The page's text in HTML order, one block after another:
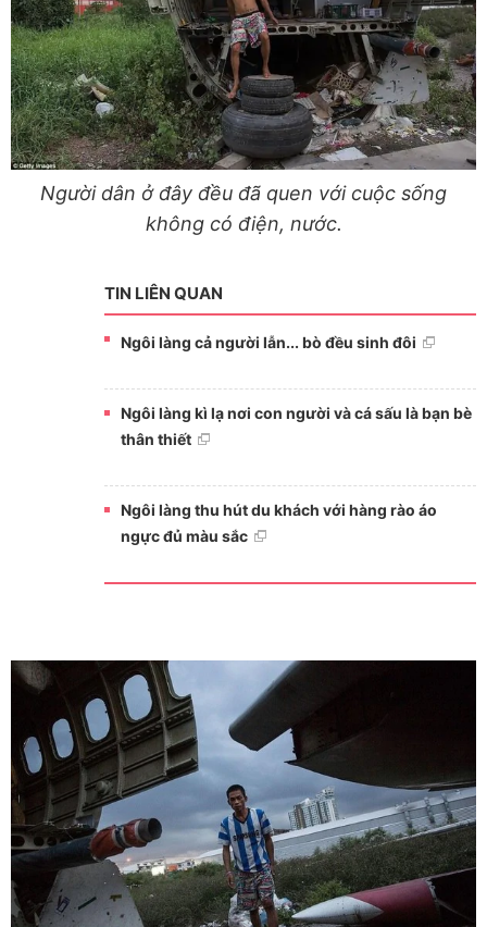
Người dân ở đây đều đã quen với cuộc sống
không có điện, nước.
TIN LIÊN QUAN
Ngôi làng cả người lẫn... bò đều sinh đôi
Ngôi làng kì lạ nơi con người và cá sấu là bạn bè
thân thiết
Ngôi làng thu hút du khách với hàng rào áo
ngực đủ màu sắc